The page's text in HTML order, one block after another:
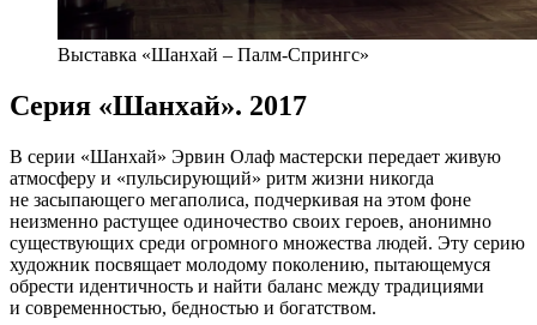
Выставка «Шанхай – Палм-Спрингс»
Серия «Шанхай». 2017
В серии «Шанхай» Эрвин Олаф мастерски передает живую
атмосферу и «пульсирующий» ритм жизни никогда
не засыпающего мегаполиса, подчеркивая на этом фоне
неизменно растущее одиночество своих героев, анонимно
существующих среди огромного множества людей. Эту серию
художник посвящает молодому поколению, пытающемуся
обрести идентичность и найти баланс между традициями
и современностью, бедностью и богатством.